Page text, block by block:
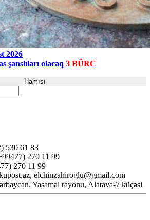
2026
şanslıları olacaq 3 BÜRC
Hamısı
530 61 83
270 11 99
270 11 99
, elchinzahiroglu@gmail.com
Yasamal rayonu, Alatava-7 küçəsi